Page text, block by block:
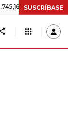
+$ 2.295,71 +0,58%
SUSCRÍBASE